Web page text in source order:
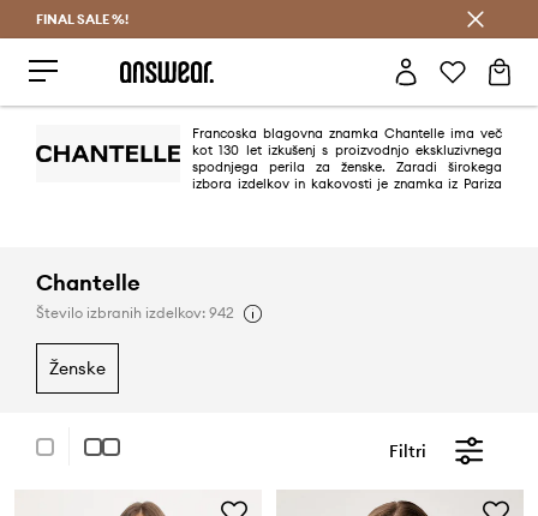
FINAL SALE %!
Francoska blagovna znamka Chantelle ima več
kot 130 let izkušenj s proizvodnjo ekskluzivnega
spodnjega perila za ženske. Zaradi širokega
izbora izdelkov in kakovosti je znamka iz Pariza
Chantelle
Število izbranih izdelkov: 942
ženske
Filtri